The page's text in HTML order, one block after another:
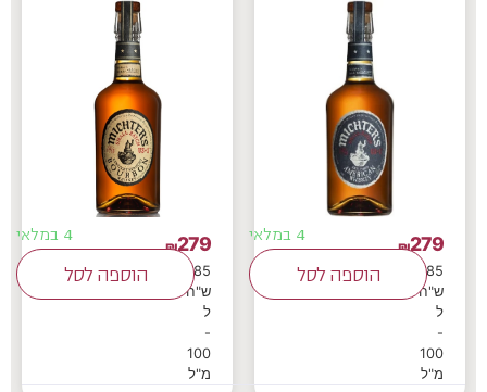
₪279
39.85
ש"ח
ל
-
100
מ"ל
4 במלאי
הוספה לסל
₪279
39.85
ש"ח
ל
-
100
מ"ל
4 במלאי
הוספה לסל